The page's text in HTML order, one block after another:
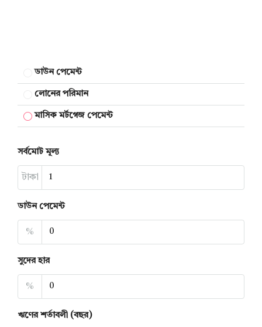
ডাউন পেমেন্ট
লোনের পরিমান
মাসিক মর্টগেজ পেমেন্ট
সর্বমোট মূল্য
টাকা
ডাউন পেমেন্ট
%
সুদের হার
%
ঋণের শর্তাবলী (বছর)